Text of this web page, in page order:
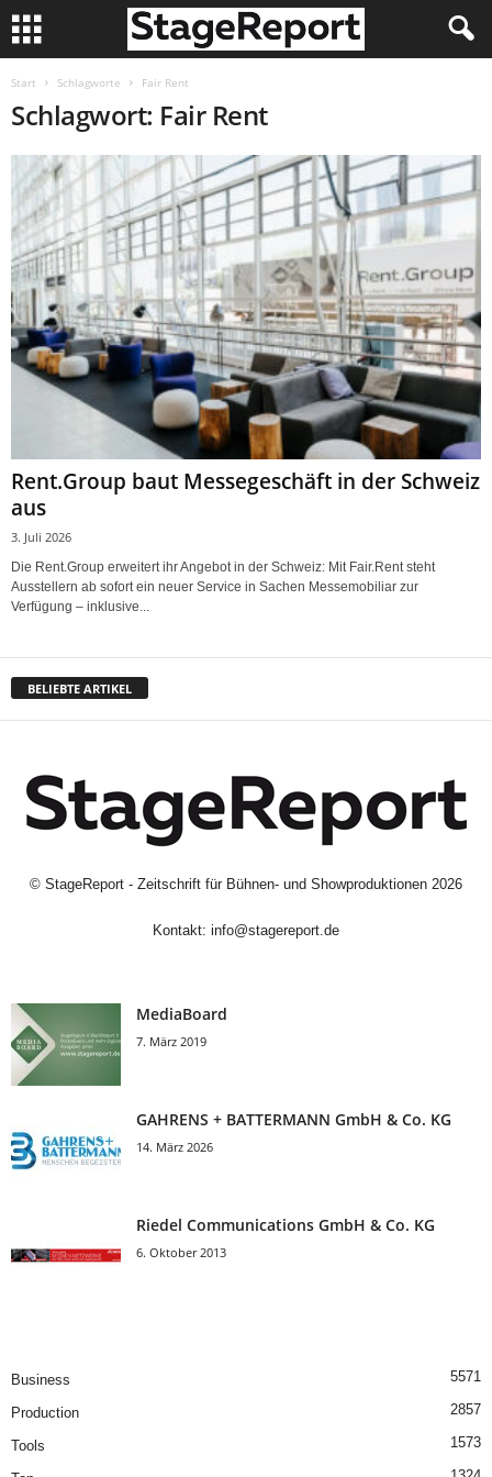
Start Schlagworte Fair Rent
Schlagwort: Fair Rent
Rent.Group baut Messegeschäft in der Schweiz
aus
3. Juli 2026
Die Rent.Group erweitert ihr Angebot in der Schweiz: Mit Fair.Rent steht
Ausstellern ab sofort ein neuer Service in Sachen Messemobiliar zur
Verfügung – inklusive...
BELIEBTE ARTIKEL
© StageReport - Zeitschrift für Bühnen- und Showproduktionen 2026
Kontakt: info@stagereport.de
MediaBoard
7. März 2019
GAHRENS + BATTERMANN GmbH & Co. KG
14. März 2026
Riedel Communica­tions GmbH & Co. KG
6. Oktober 2013
Business 5571
Production 2857
Tools 1573